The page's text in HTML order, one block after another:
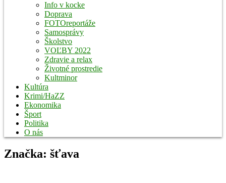
Info v kocke
Doprava
FOTOreportáže
Samosprávy
Školstvo
VOĽBY 2022
Zdravie a relax
Životné prostredie
Kultminor
Kultúra
Krimi/HaZZ
Ekonomika
Šport
Politika
O nás
Značka: šťava